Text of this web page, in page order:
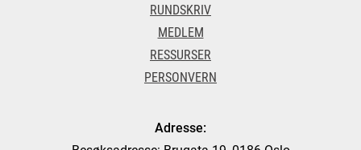
RUNDSKRIV
MEDLEM
RESSURSER
PERSONVERN
Adresse: